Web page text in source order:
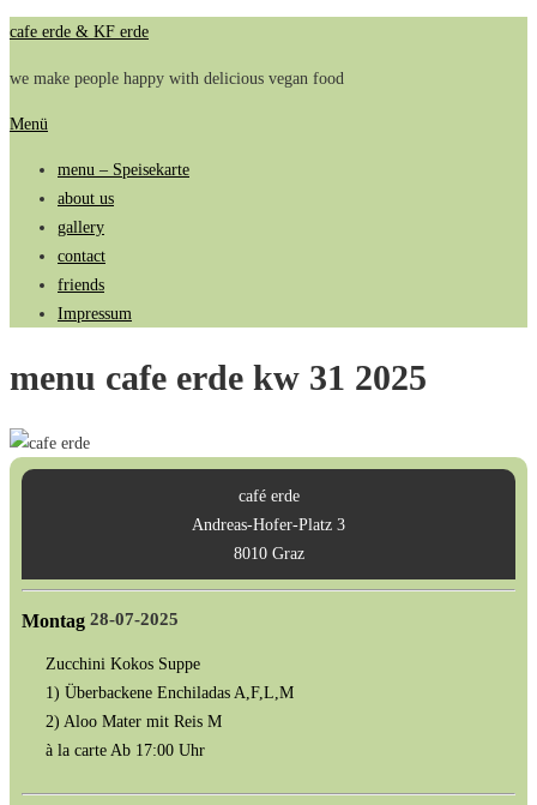
Zum
springen
cafe erde & KF erde
we make people happy with delicious vegan food
Menü
menu – Speisekarte
about us
gallery
contact
friends
Impressum
menu cafe erde kw 31 2025
café erde
Andreas-Hofer-Platz 3
8010 Graz
Montag 28-07-2025
Zucchini Kokos Suppe
1) Überbackene Enchiladas A,F,L,M
2) Aloo Mater mit Reis M
à la carte Ab 17:00 Uhr